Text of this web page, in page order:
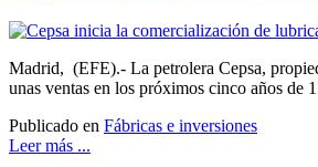
Madrid, (EFE).- La petrolera Cepsa,
unas ventas en los próximos cinco años de
Publicado en Fábricas e inversiones
Leer más ...